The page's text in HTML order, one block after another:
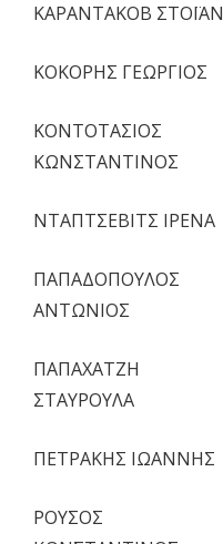
ΚΑΡΑΝΤΑΚΟΒ ΣΤΟΪΑΝ
ΚΟΚΟΡΗΣ ΓΕΩΡΓΙΟΣ
ΚΟΝΤΟΤΑΣΙΟΣ
ΚΩΝΣΤΑΝΤΙΝΟΣ
ΝΤΑΠΤΣΕΒΙΤΣ ΙΡΕΝΑ
ΠΑΠΑΔΟΠΟΥΛΟΣ
ΑΝΤΩΝΙΟΣ
ΠΑΠΑΧΑΤΖΗ
ΣΤΑΥΡΟΥΛΑ
ΠΕΤΡΑΚΗΣ ΙΩΑΝΝΗΣ
ΡΟΥΣΟΣ